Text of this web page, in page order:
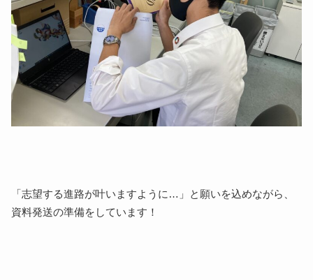
「志望する進路が叶いますように…」と願いを込めながら、
資料発送の準備をしています！